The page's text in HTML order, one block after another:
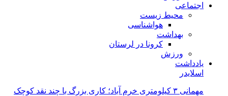
اجتماعی
محیط زیست
هواشناسی
بهداشت
کرونا در لرستان
ورزش
یادداشت
اسلایدر
مهمانی ۳ کیلومتری خرم آباد؛ کاری بزرگ با چند نقد کوچک